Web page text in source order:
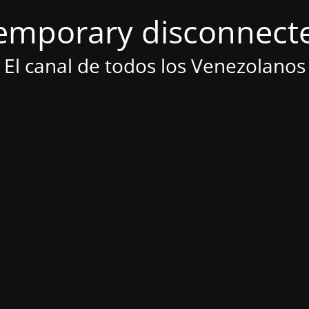
El canal de todos los Venezolanos